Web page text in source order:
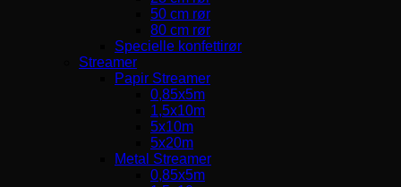
50 cm rør
80 cm rør
Specielle konfettirør
Streamer
Papir Streamer
0,85x5m
1,5x10m
5x10m
5x20m
Metal Streamer
0,85x5m